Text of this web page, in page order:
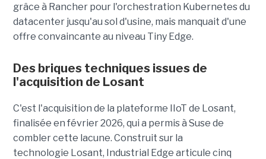
grâce à Rancher pour l'orchestration Kubernetes du
datacenter jusqu'au sol d'usine, mais manquait d'une
offre convaincante au niveau Tiny Edge.
Des briques techniques issues de
l'acquisition de Losant
C'est l'acquisition de la plateforme IIoT de Losant,
finalisée en février 2026, qui a permis à Suse de
combler cette lacune. Construit sur la
technologie Losant, Industrial Edge articule cinq